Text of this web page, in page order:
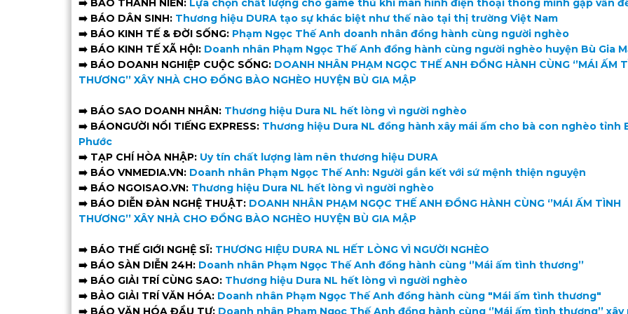
➡️ BÁO THANH NIÊN: Lựa chọn chất lượng cho game thủ khi màn hình điện thoại thông minh gặp vấn
➡️ BÁO DÂN SINH: Thương hiệu DURA tạo sự khác biệt như thế nào tại thị trường Việt Nam
➡️ BÁO KINH TẾ & ĐỜI SỐNG: Phạm Ngọc Thế Anh doanh nhân đồng hành cùng người nghèo
➡️ BÁO KINH TẾ XÃ HỘI: Doanh nhân Phạm Ngọc Thế Anh đồng hành cùng người nghèo huyện Bù Gia
➡️ BÁO DOANH NGHIỆP CUỘC SỐNG: DOANH NHÂN PHẠM NGỌC THẾ ANH ĐỒNG HÀNH CÙNG ‘’MÁI ẤM
THƯƠNG’’ XÂY NHÀ CHO ĐỒNG BÀO NGHÈO HUYỆN BÙ GIA MẬP
➡️ BÁO SAO DOANH NHÂN: Thương hiệu Dura NL hết lòng vì người nghèo
➡️ BÁONGƯỜI NỔI TIẾNG EXPRESS: Thương hiệu Dura NL đồng hành xây mái ấm cho bà con nghèo tỉnh
Phước
➡️ TẠP CHÍ HÒA NHẬP: Uy tín chất lượng làm nên thương hiệu DURA
➡️ BÁO VNMEDIA.VN: Doanh nhân Phạm Ngọc Thế Anh: Người gắn kết với sứ mệnh thiện nguyện
➡️ BÁO NGOISAO.VN: Thương hiệu Dura NL hết lòng vì người nghèo
➡️ BÁO DIỄN ĐÀN NGHỆ THUẬT: DOANH NHÂN PHẠM NGỌC THẾ ANH ĐỒNG HÀNH CÙNG ‘’MÁI ẤM TÌNH
THƯƠNG’’ XÂY NHÀ CHO ĐỒNG BÀO NGHÈO HUYỆN BÙ GIA MẬP
➡️ BÁO THẾ GIỚI NGHỆ SĨ: THƯƠNG HIỆU DURA NL HẾT LÒNG VÌ NGƯỜI NGHÈO
➡️ BÁO SÀN DIỄN 24H: Doanh nhân Phạm Ngọc Thế Anh đồng hành cùng ‘’Mái ấm tình thương’’
➡️ BÁO GIẢI TRÍ CÙNG SAO: Thương hiệu Dura NL hết lòng vì người nghèo
➡️ BẢO GIẢI TRÍ VĂN HÓA: Doanh nhân Phạm Ngọc Thế Anh đồng hành cùng "Mái ấm tình thương"
➡️ BÁO VĂN HÓA ĐẦU TƯ: Doanh nhân Phạm Ngọc Thế Anh đồng hành cùng ‘’Mái ấm tình thương’’